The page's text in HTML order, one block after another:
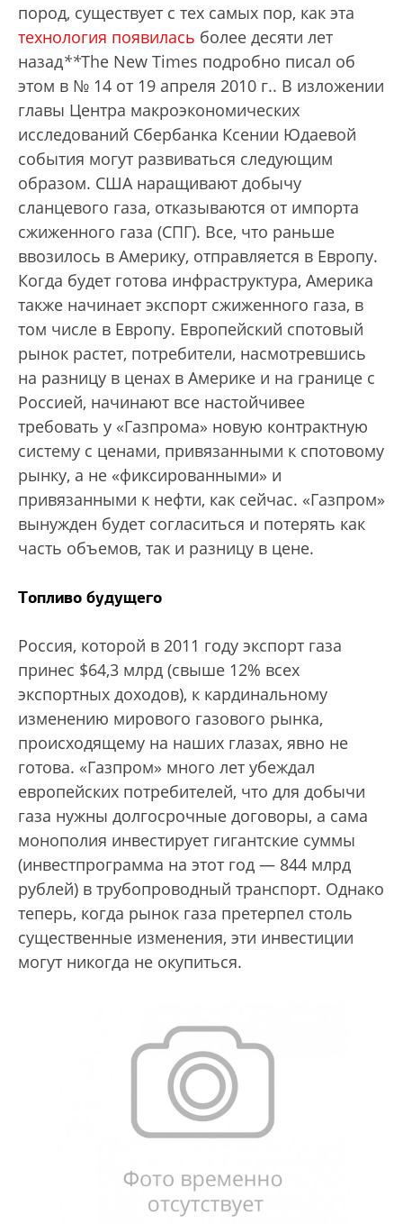
пород, существует с тех самых пор, как эта
технология появилась более десяти лет
назад**The New Times подробно писал об
этом в № 14 от 19 апреля 2010 г.. В изложении
главы Центра макроэкономических
исследований Сбербанка Ксении Юдаевой
события могут развиваться следующим
образом. США наращивают добычу
сланцевого газа, отказываются от импорта
сжиженного газа (СПГ). Все, что раньше
ввозилось в Америку, отправляется в Европу.
Когда будет готова инфраструктура, Америка
также начинает экспорт сжиженного газа, в
том числе в Европу. Европейский спотовый
рынок растет, потребители, насмотревшись
на разницу в ценах в Америке и на границе с
Россией, начинают все настойчивее
требовать у «Газпрома» новую контрактную
систему с ценами, привязанными к спотовому
рынку, а не «фиксированными» и
привязанными к нефти, как сейчас. «Газпром»
вынужден будет согласиться и потерять как
часть объемов, так и разницу в цене.
Топливо будущего
Россия, которой в 2011 году экспорт газа
принес $64,3 млрд (свыше 12% всех
экспортных доходов), к кардинальному
изменению мирового газового рынка,
происходящему на наших глазах, явно не
готова. «Газпром» много лет убеждал
европейских потребителей, что для добычи
газа нужны долгосрочные договоры, а сама
монополия инвестирует гигантские суммы
(инвестпрограмма на этот год — 844 млрд
рублей) в трубопроводный транспорт. Однако
теперь, когда рынок газа претерпел столь
существенные изменения, эти инвестиции
могут никогда не окупиться.